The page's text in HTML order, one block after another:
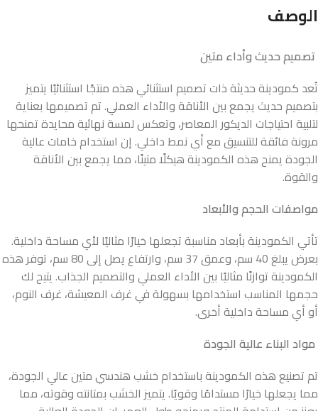
الوصف
تصميم حديث وأداء متين
تُعد كمودينة حديثة ذات تصميم استثنائي هذه منتجًا استثنائيًا يتميز
بتصميم حديث يجمع بين الأناقة والأداء العملي. تم تصميمها بعناية
لتلبية احتياجات الديكور المعاصر، وتعكس لمسة نهائية محايدة تمنحها
مرونة فائقة للتنسيق مع أي نمط داخلي. إن استخدام خامات عالية
الجودة يمنح هذه الكمودينة هيكلًا متينًا، مما يجمع بين الأناقة
والقوة.
مواصفات الحجم والأبعاد
تأتي الكمودينة بأبعاد مناسبة تجعلها خيارًا مثاليًا لأي مساحة داخلية.
بعرض يبلغ 40 سم، وعمق 37 سم، وارتفاع يصل إلى 80 سم، توفر هذه
الكمودينة توازنًا مثاليًا بين الأداء العملي والتصميم الجذاب. يتيح لك
حجمها المناسب استخدامها بسهولة في غرف المعيشة، غرف النوم،
أو أي مساحة داخلية أخرى.
مواد البناء عالية الجودة
تم تصنيع هذه الكمودينة باستخدام خشب هندسي متين عالي الجودة،
مما يجعلها خيارًا مستدامًا وقويًا. يتميز الخشب بمتانته وقوته، مما